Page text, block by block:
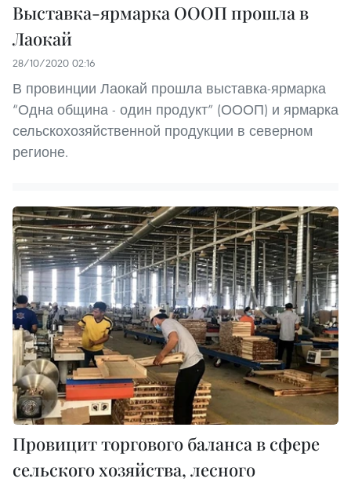
Выставка-ярмарка ОООП прошла в
Лаокай
28/10/2020 02:16
В провинции Лаокай прошла выставка-ярмарка
“Одна община - один продукт” (ОООП) и ярмарка
сельскохозяйственной продукции в северном
регионе.
Провицит торгового баланса в сфере
сельского хозяйства, лесного